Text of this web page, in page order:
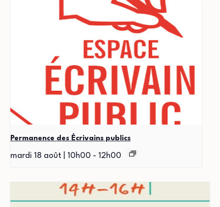
Permanence des Écrivains publics
mardi 18 août | 10h00 - 12h00